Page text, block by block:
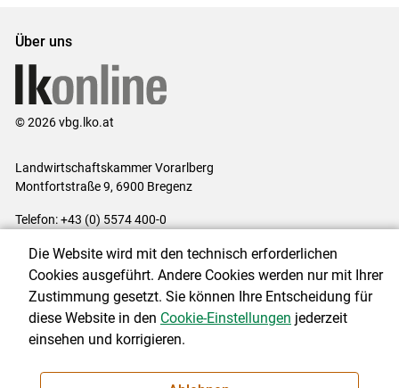
Über uns
© 2026 vbg.lko.at
Landwirtschaftskammer Vorarlberg
Montfortstraße 9, 6900 Bregenz
Telefon: +43 (0) 5574 400-0
Impressum|Kontakt|Datenschutzerklärung|Barrierefreiheit|
Cookie-Einstellungen
NEWSLETTER
Die Website wird mit den technisch erforderlichen
Cookies ausgeführt. Andere Cookies werden nur mit Ihrer
Zustimmung gesetzt. Sie können Ihre Entscheidung für
diese Website in den Cookie-Einstellungen jederzeit
einsehen und korrigieren.